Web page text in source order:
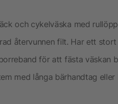
och cykelväska med
återvunnen filt. Har ett
för att fästa väskan
med långa bärhandtag eller